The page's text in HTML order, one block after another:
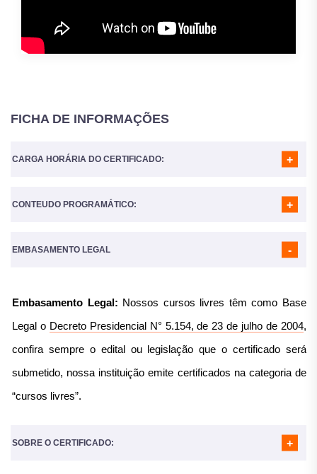
FICHA DE INFORMAÇÕES
CARGA HORÁRIA DO CERTIFICADO:
CONTEUDO PROGRAMÁTICO:
MÓDULO 02- PREVISÃO DE DEMANDA
MÓDULO 05- PLANEJAMENTO DE SUPRIMENTOS
MÓDULO 07- LOGÍSTICA DE SERVIÇO AO CLIENTE
MÓDULO 08- TERCEIRIZAÇÃO NA LOGÍSTICA
EMBASAMENTO LEGAL
Embasamento Legal: Nossos cursos livres têm como Base
Legal o Decreto Presidencial N° 5.154, de 23 de julho de 2004,
confira sempre o edital ou legislação que o certificado será
submetido, nossa instituição emite certificados na categoria de
“cursos livres”.
SOBRE O CERTIFICADO: